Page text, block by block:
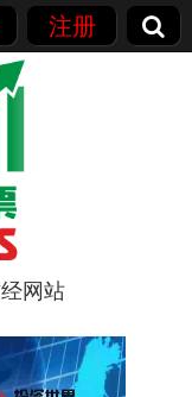
注册
网站